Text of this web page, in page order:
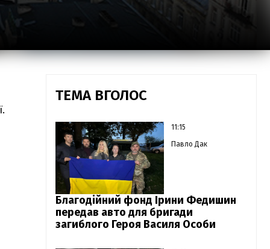
ТЕМА ВГОЛОС
11:15
Павло Дак
Благодійний фонд Ірини Федишин
передав авто для бригади
загиблого Героя Василя Особи